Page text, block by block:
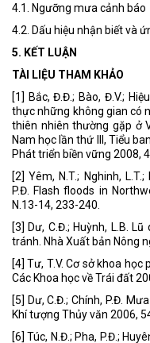
4.1. Ngưỡng mưa cảnh báo
4.2. Dấu hiệu nhận biết và
5. KẾT LUẬN
TÀI LIỆU THAM KHẢO
[1] Bắc, Đ.Đ.; Bào, Đ.V.;
thực những không gian có
thiên nhiên thường gặp ở
Nam học lần thứ III, Tiểu
Phát triển biền vững 2008,
[2] Yêm, N.T.; Nghinh,
P.Đ. Flash floods in
N.13-14, 233-240.
[3] Dư, C.Đ.; Huỳnh, L.B.
tránh. Nhà Xuất bản Nông
[4] Tư, T.V. Cơ sở khoa
Các Khoa học về Trái đất
[5] Dư, C.Đ.; Chính, P.Đ.
Khí tượng Thủy văn 2006,
[6] Túc, N.Đ.; Pha, P.Đ.;